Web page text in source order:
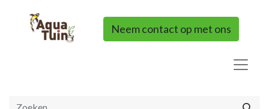
Neem contact op met ons